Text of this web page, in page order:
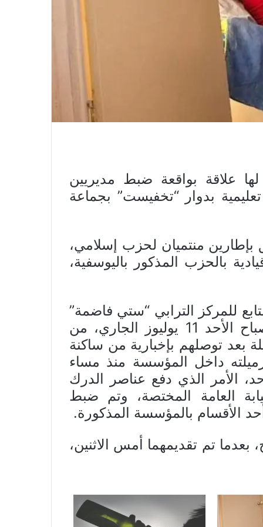
علاقة بواقعة ضبط مديريين
بدوار “تخفيست” بجماعة
بإطارين منتميان لحزب إسلامي،
بالحزب المذكور باليوسفية،
للمركز الترابي “ستي فاضمة”
قد تمكنت خلال الساعات الأولى من صباح الأحد 11 يوليوز الجاري، من
بعد توصلهم بإخبارية من ساكنة
داخل المؤسسة منذ مساء
الأمر الذي دفع عناصر الدرك
العامة المختصة، وتم ضبط
الأقسام بالمؤسسة المذكورة.
تم تقديمهما أمس الاثنين،